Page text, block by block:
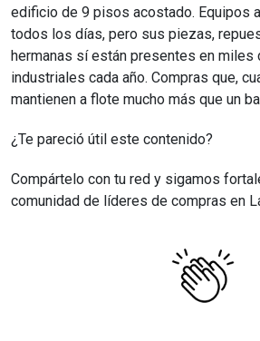
edificio de 9 pisos acostado. Equipos
todos los días, pero sus piezas,
hermanas sí están presentes en miles
industriales cada año. Compras que,
mantienen a flote mucho más que un
¿Te pareció útil este contenido?
Compártelo con tu red y sigamos
comunidad de líderes de compras en